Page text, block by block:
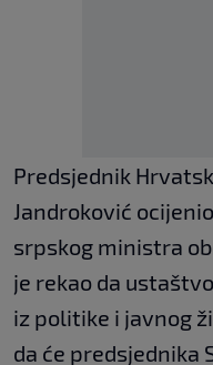
Predsjednik
Jandroković
srpskog ministra
je rekao da
iz politike i javnog
da će predsjednika